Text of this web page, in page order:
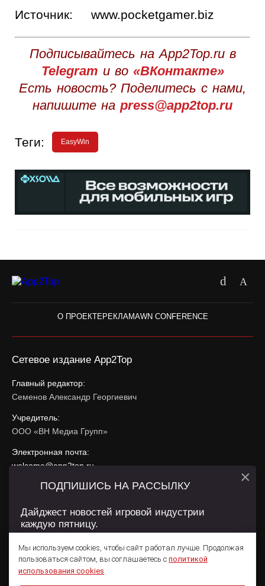
Источник: www.pocketgamer.biz
Подписывайтесь на App2Top.ru в
Telegram и во «ВКонтакте»
Есть новость? Поделитесь с нами,
напишите на press@app2top.ru
Теги: EasyWin
О ПРОЕКТЕРЕКЛАМАWN CONFERENCE
Сетевое издание App2Top
Главный редактор:
Семенов Александр Георгиевич
Учредитель:
ООО «ВН Медиа Групп»
Электронная почта:
welcome@app2top.ru
При использовании материалов активная ссылка на
Сайт использует IP адреса, cookie, данные геолокации
использования содержатся вПолитике конфиденциальностии
Пользовательском соглашении .
Мы используем cookies, чтобы сайт работал лучше. Продолжая
пользоваться сайтом, вы соглашаетесь с политикой
использования cookies.
ПОДПИШИСЬ НА РАССЫЛКУ
Дайджест новостей игровой индустрии
каждую пятницу.
×